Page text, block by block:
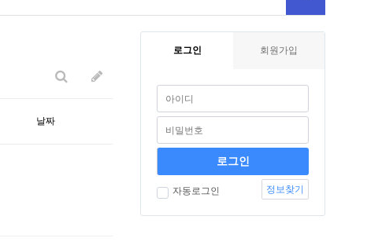
날짜
로그인 회원가입
자동로그인 정보찾기